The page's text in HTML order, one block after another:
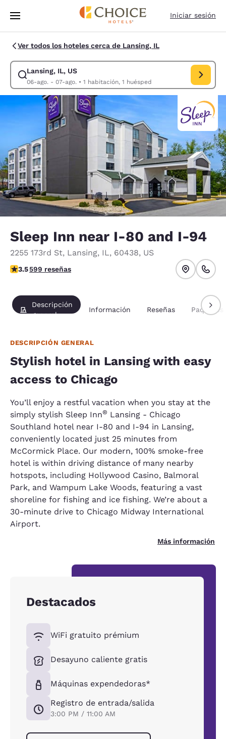
Pasar A Contenido Principal
Iniciar sesión
Ver todos los hoteles cerca de Lansing, IL
Lansing, IL, US
06-ago. - 07-ago.• 1 habitación, 1 huésped
Modificar la búsqueda de Lansing, IL, US. Fecha de check-in 06-ago.,
Sleep Inn near I-80 and I-94
2255 173rd St, Lansing, IL, 60438, US
calificación de 3.54 estrellas. Bueno.
3.5599 reseñas
Descripción
general
Información Reseñas Paquetes
DESCRIPCIÓN GENERAL
Stylish hotel in Lansing with easy
access to Chicago
You’ll enjoy a restful vacation when you stay at the
simply stylish Sleep Inn® Lansing - Chicago
Southland hotel near I-80 and I-94 in Lansing,
conveniently located just 25 minutes from
McCormick Place. Our modern, 100% smoke-free
hotel is within driving distance of many nearby
hotspots, including Hollywood Casino, Balmoral
Park, and Wampum Lake Woods, featuring a vast
shoreline for fishing and ice fishing. We’re about a
30-minute drive to Chicago Midway International
Airport.
Más información
Destacados
WiFi gratuito prémium
Desayuno caliente gratis
Máquinas expendedoras*
Registro de entrada/salida
3:00 PM / 11:00 AM